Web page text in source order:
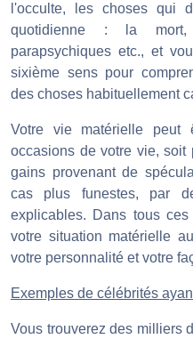
l'occulte, les choses qui
quotidienne : la mort,
parapsychiques etc., et
sixième sens pour
des choses habituellement
Votre vie matérielle peut
occasions de votre vie,
gains provenant de
cas plus funestes, par
explicables. Dans tous
votre situation matérielle
votre personnalité et votre
Exemples de célébrités
Vous trouverez des milliers